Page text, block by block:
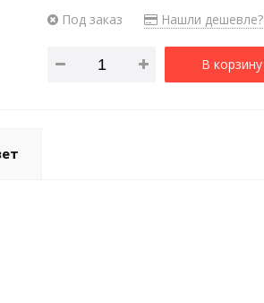
Под заказ Нашли дешевле?
В корзину